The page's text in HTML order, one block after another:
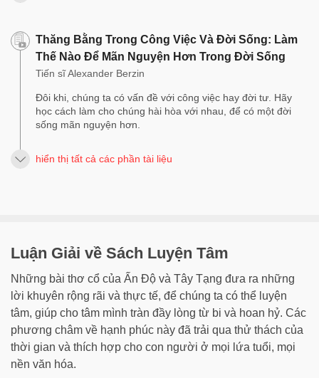
Thăng Bằng Trong Công Việc Và Đời Sống: Làm
Thế Nào Để Mãn Nguyện Hơn Trong Đời Sống
Tiến sĩ Alexander Berzin
Đôi khi, chúng ta có vấn đề với công việc hay đời tư. Hãy
học cách làm cho chúng hài hòa với nhau, để có một đời
sống mãn nguyện hơn.
hiển thị tất cả các phần tài liệu
Luận Giải về Sách Luyện Tâm
Những bài thơ cổ của Ấn Độ và Tây Tạng đưa ra những
lời khuyên rộng rãi và thực tế, để chúng ta có thể luyện
tâm, giúp cho tâm mình tràn đầy lòng từ bi và hoan hỷ. Các
phương châm về hạnh phúc này đã trải qua thử thách của
thời gian và thích hợp cho con người ở mọi lứa tuổi, mọi
nền văn hóa.